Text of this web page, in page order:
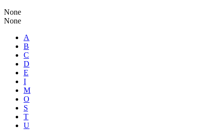
None
None
A
B
C
D
E
I
M
O
S
T
U